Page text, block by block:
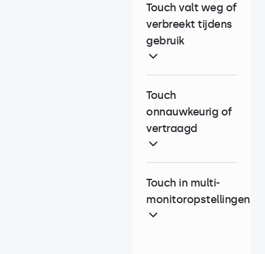
Touch valt weg of
verbreekt tijdens
gebruik
Touch
onnauwkeurig of
vertraagd
Touch in multi-
monitoropstellingen